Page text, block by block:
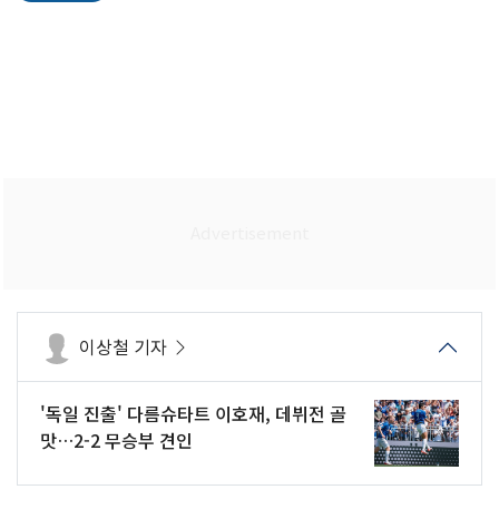
이상철 기자
'독일 진출' 다름슈타트 이호재, 데뷔전 골
맛…2-2 무승부 견인